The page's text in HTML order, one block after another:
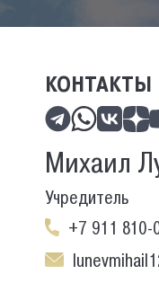
КОНТАКТЫ
Михаил
Учредитель
+7 911 810-